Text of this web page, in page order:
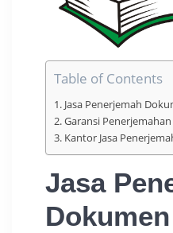
Table of Contents
Jasa Penerjemah
Garansi Penerjemahan
Kantor Jasa
Jasa
Dokumen